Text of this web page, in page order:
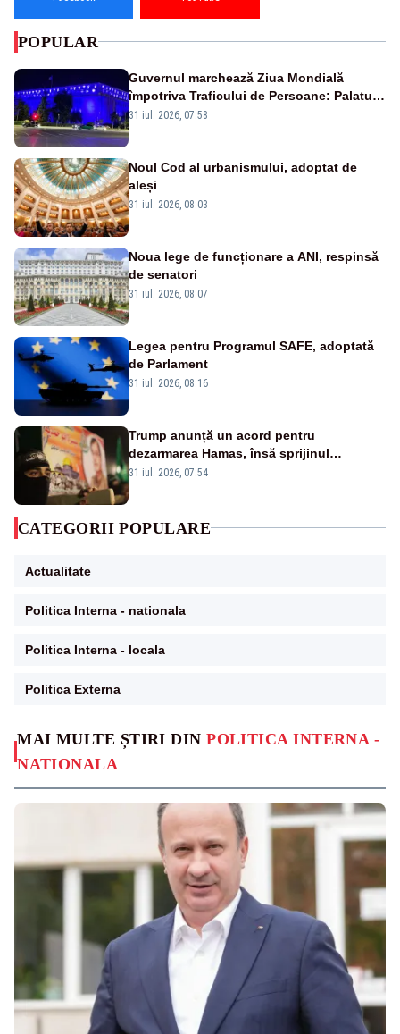
MAI MULTE ȘTIRI DINPOLITICA INTERNA -
NATIONALA
POPULAR
Guvernul marchează Ziua Mondială
împotriva Traficului de Persoane: Palatul
Victoria, iluminat în albastru
31 iul. 2026, 07:58
Noul Cod al urbanismului, adoptat de
aleși
31 iul. 2026, 08:03
Noua lege de funcționare a ANI, respinsă
de senatori
31 iul. 2026, 08:07
Legea pentru Programul SAFE, adoptată
de Parlament
31 iul. 2026, 08:16
Trump anunță un acord pentru
dezarmarea Hamas, însă sprijinul
Israelului rămâne incert
31 iul. 2026, 07:54
CATEGORII POPULARE
Actualitate
Politica Interna - nationala
Politica Interna - locala
Politica Externa